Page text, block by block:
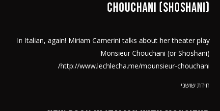
Chouchani (Shoshani)
In Italian, again! Miriam Camerini talks about her theater play
Monsieur Chouchani (or Shoshani)
http://www.lechlecha.me/mounsieur-chouchani/
חידת שושני